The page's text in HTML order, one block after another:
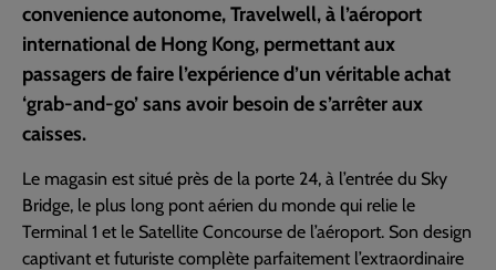
convenience autonome, Travelwell, à l’aéroport
international de Hong Kong, permettant aux
passagers de faire l’expérience d’un véritable achat
‘grab-and-go’ sans avoir besoin de s’arrêter aux
caisses.
Le magasin est situé près de la porte 24, à l’entrée du Sky
Bridge, le plus long pont aérien du monde qui relie le
Terminal 1 et le Satellite Concourse de l’aéroport. Son design
captivant et futuriste complète parfaitement l’extraordinaire